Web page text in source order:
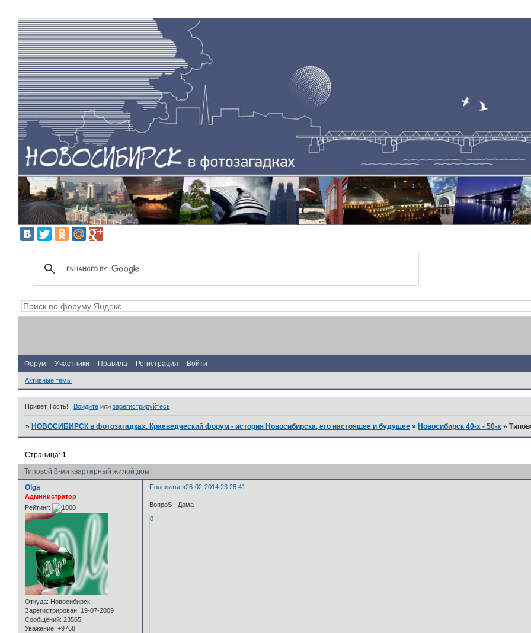
Форум Участники Правила Регистрация Войти
Активные темы
Привет, Гость! Войдитеили зарегистрируйтесь.
»НОВОСИБИРСК в фотозагадках. Краеведческий форум - история Новосибирска, его настоящее и будущее »Новосибирск 40-х - 50-х »
Типовой 8-ми квартирный жилой дом
Страница:1
Поделиться26-02-2014 23:28:41
Olga
Администратор
Рейтинг:
Откуда: Новосибирск
Зарегистрирован: 19-07-2009
Сообщений: 23565
Уважение: +9768
ВопроS - Дома
0